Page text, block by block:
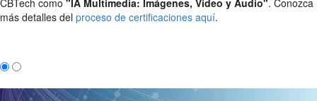
más detalles del proceso de certificaciones aquí.